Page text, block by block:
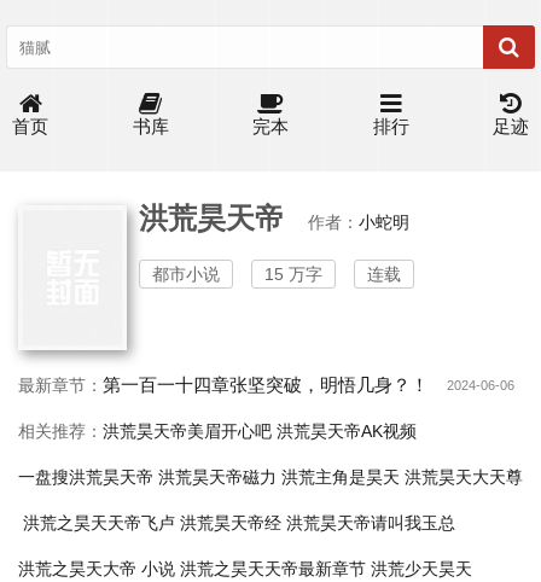
首页 书库 完本 排行 足迹
洪荒昊天帝 作者： 小蛇明
都市小说 15 万字 连载
最新章节： 第一百一十四章张坚突破，明悟几身？！ 2024-06-06
相关推荐： 洪荒昊天帝美眉开心吧 洪荒昊天帝AK视频
一盘搜洪荒昊天帝 洪荒昊天帝磁力 洪荒主角是昊天 洪荒昊天大天尊
洪荒之昊天天帝飞卢 洪荒昊天帝经 洪荒昊天帝请叫我玉总
洪荒之昊天大帝 小说 洪荒之昊天天帝最新章节 洪荒少天昊天